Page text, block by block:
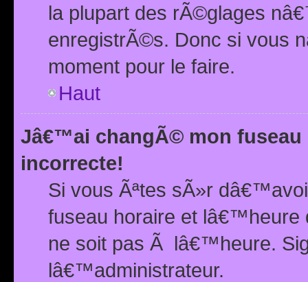
la plupart des rÃ©glages
enregistrÃ©s. Donc si vous
moment pour le faire.
Haut
Jâ€™ai changÃ© mon
incorrecte!
Si vous Ãªtes sÃ»r
fuseau horaire et
ne soit pas Ã lâ€™heure.
lâ€™administrateur.